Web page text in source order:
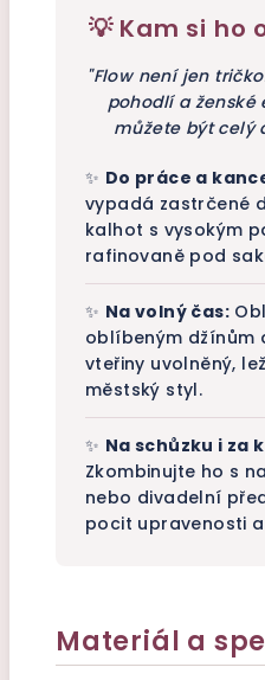
💡 Kam si ho
"Flow není jen
pohodlí a ženské
můžete být celý
✨ Do práce a
vypadá zastrčené
kalhot s vysokým
rafinovaně pod
✨ Na volný čas:
oblíbeným džínům
vteřiny uvolněný,
městský styl.
✨ Na schůzku i za
Zkombinujte ho s
nebo divadelní
pocit upravenosti a
Materiál a